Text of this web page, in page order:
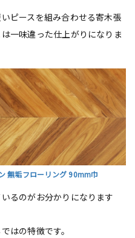
ピースを組み合わせる寄木張
一味違った仕上がりになりま
無垢フローリング 90mm巾
るのがお分かりになります
はの特徴です。